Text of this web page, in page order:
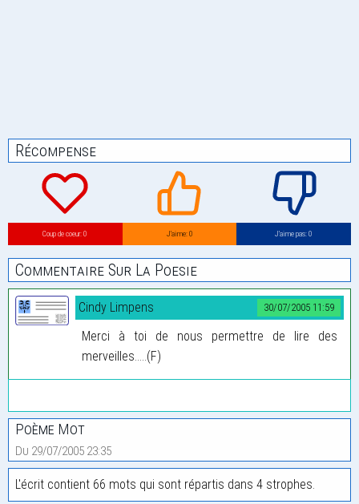
Récompense
Coup de coeur: 0 J’aime: 0 J’aime pas: 0
Commentaire Sur La Poesie
30/07/2005 11:59
Cindy Limpens
Merci à toi de nous permettre de lire des
merveilles.....(F)
Poème Mot
Du 29/07/2005 23:35
L'écrit contient 66 mots qui sont répartis dans 4 strophes.